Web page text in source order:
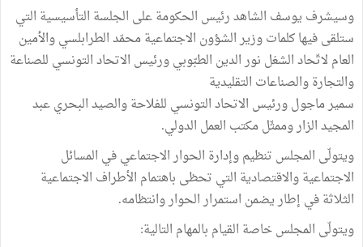
وسيشرف يوسف الشاهد رئيس الحكومة على الجلسة التأسيسية التي
ستلقى فيها كلمات وزير الشؤون الاجتماعية محمّد الطرابلسي والأمين
العام لاتّحاد الشغل نور الدين الطبّوبي ورئيس الاتحاد التونسي للصناعة
والتجارة والصناعات التقليدية
سمير ماجول ورئيس الاتحاد التونسي للفلاحة والصيد البحري عبد
المجيد الزار وممثّل مكتب العمل الدولي.
ويتولّى المجلس تنظيم وإدارة الحوار الاجتماعي في المسائل
الاجتماعية والاقتصادية التي تحظى باهتمام الأطراف الاجتماعية
الثلاثة في إطار يضمن استمرار الحوار وانتظامه.
ويتولّى المجلس خاصة القيام بالمهام التالية: